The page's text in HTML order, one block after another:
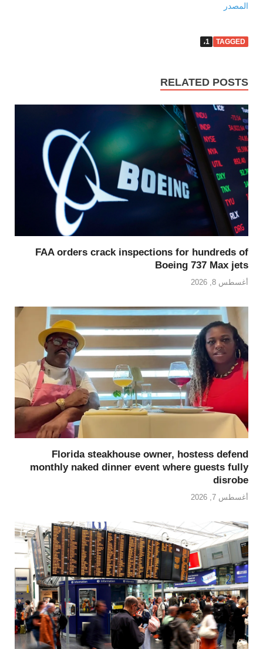
المصدر
TAGGED 1،
RELATED POSTS
FAA orders crack inspections for hundreds of
Boeing 737 Max jets
أغسطس 8, 2026
Florida steakhouse owner, hostess defend
monthly naked dinner event where guests fully
disrobe
أغسطس 7, 2026